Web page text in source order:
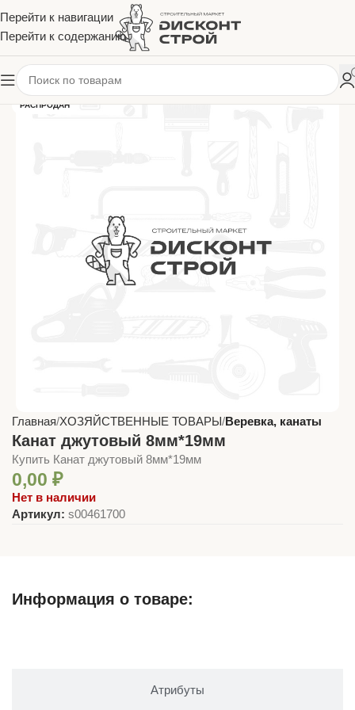
Перейти к навигации
Перейти к содержанию
РАСПРОДАН
Главная ХОЗЯЙСТВЕННЫЕ ТОВАРЫ Веревка, канаты
Канат джутовый 8мм*19мм
Купить Канат джутовый 8мм*19мм
0,00 ₽
Нет в наличии
Артикул: s00461700
Информация о товаре:
Атрибуты